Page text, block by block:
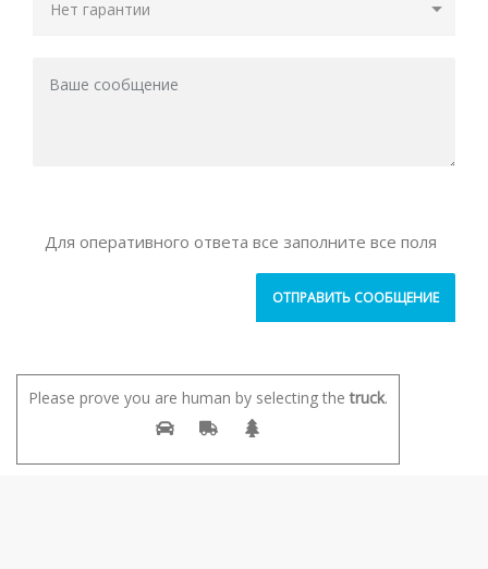
Для оперативного ответа все заполните все поля
Please prove you are human by selecting the truck.